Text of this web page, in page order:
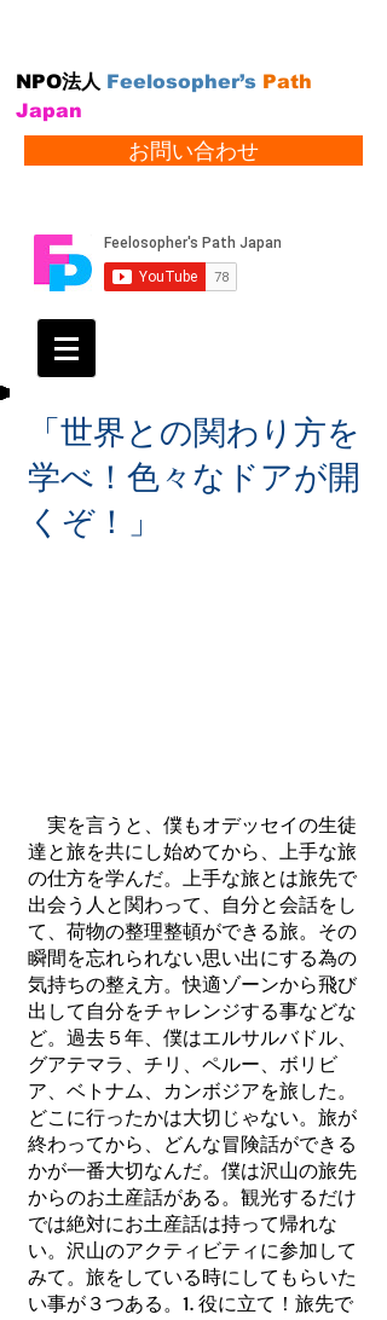
NPO法人 Feelosopher’s Path
Japan
お問い合わせ
「世界との関わり方を
学べ！色々なドアが開
くぞ！」
実を言うと、僕もオデッセイの生徒
達と旅を共にし始めてから、上手な旅
の仕方を学んだ。上手な旅とは旅先で
出会う人と関わって、自分と会話をし
て、荷物の整理整頓ができる旅。その
瞬間を忘れられない思い出にする為の
気持ちの整え方。快適ゾーンから飛び
出して自分をチャレンジする事などな
ど。過去５年、僕はエルサルバドル、
グアテマラ、チリ、ペルー、ボリビ
ア、ベトナム、カンボジアを旅した。
どこに行ったかは大切じゃない。旅が
終わってから、どんな冒険話ができる
かが一番大切なんだ。僕は沢山の旅先
からのお土産話がある。観光するだけ
では絶対にお土産話は持って帰れな
い。沢山のアクティビティに参加して
みて。旅をしている時にしてもらいた
い事が３つある。1. 役に立て！旅先で